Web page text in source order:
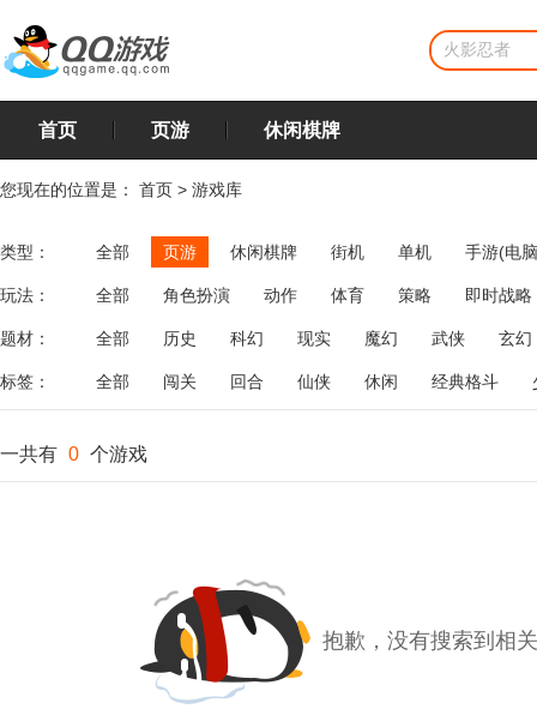
首页 页游 休闲棋牌
您现在的位置是： 首页 > 游戏库
类型： 全部 页游 休闲棋牌 街机 单机 手游(电
玩法： 全部 角色扮演 动作 体育 策略
即时战略
飞行
恋爱 第三人称射击 棋类 牌类 麻将
题材： 全部 历史 科幻 现实 魔幻 武侠 玄幻
标签： 全部 闯关 回合 仙侠 休闲 经典格斗
一共有 0 个游戏
抱歉，没有搜索到相